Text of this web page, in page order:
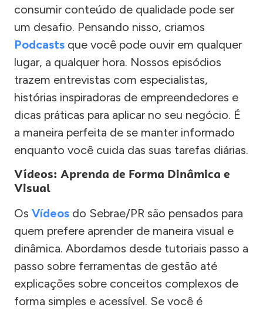
consumir conteúdo de qualidade pode ser
um desafio. Pensando nisso, criamos
Podcasts que você pode ouvir em qualquer
lugar, a qualquer hora. Nossos episódios
trazem entrevistas com especialistas,
histórias inspiradoras de empreendedores e
dicas práticas para aplicar no seu negócio. É
a maneira perfeita de se manter informado
enquanto você cuida das suas tarefas diárias.
Vídeos: Aprenda de Forma Dinâmica e
Visual
Os Vídeos do Sebrae/PR são pensados para
quem prefere aprender de maneira visual e
dinâmica. Abordamos desde tutoriais passo a
passo sobre ferramentas de gestão até
explicações sobre conceitos complexos de
forma simples e acessível. Se você é